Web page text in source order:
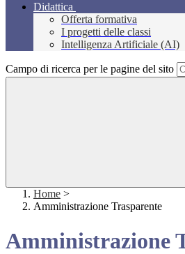
Didattica
Offerta formativa
I progetti delle classi
Intelligenza Artificiale (AI)
Campo di ricerca per le pagine del sito
Home >
Amministrazione Trasparente
Amministrazione